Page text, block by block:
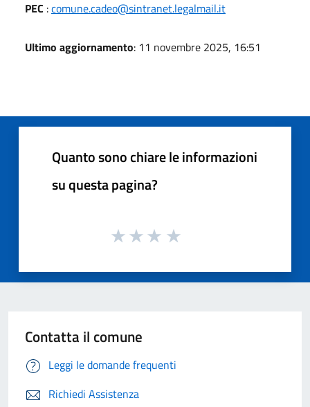
PEC :comune.cadeo@sintranet.legalmail.it
Ultimo aggiornamento: 11 novembre 2025, 16:51
Quanto sono chiare le informazioni
su questa pagina?
Contatta il comune
Leggi le domande frequenti
Richiedi Assistenza